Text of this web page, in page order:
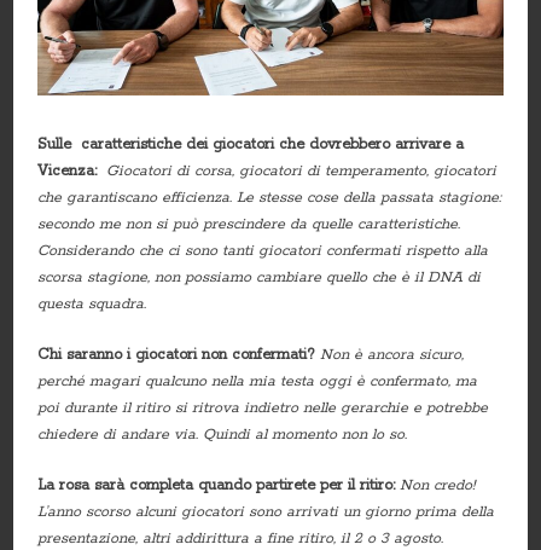
Sulle caratteristiche dei giocatori che dovrebbero arrivare a
Vicenza: Giocatori di corsa, giocatori di temperamento, giocatori
che garantiscano efficienza. Le stesse cose della passata stagione:
secondo me non si può prescindere da quelle caratteristiche.
Considerando che ci sono tanti giocatori confermati rispetto alla
scorsa stagione, non possiamo cambiare quello che è il DNA di
questa squadra.
Chi saranno i giocatori non confermati? Non è ancora sicuro,
perché magari qualcuno nella mia testa oggi è confermato, ma
poi durante il ritiro si ritrova indietro nelle gerarchie e potrebbe
chiedere di andare via. Quindi al momento non lo so.
La rosa sarà completa quando partirete per il ritiro: Non credo!
L’anno scorso alcuni giocatori sono arrivati un giorno prima della
presentazione, altri addirittura a fine ritiro, il 2 o 3 agosto.